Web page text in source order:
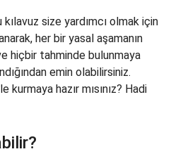
size yardımcı olmak için
her bir yasal aşamanın
hiçbir tahminde bulunmaya
emin olabilirsiniz.
kurmaya hazır mısınız? Hadi